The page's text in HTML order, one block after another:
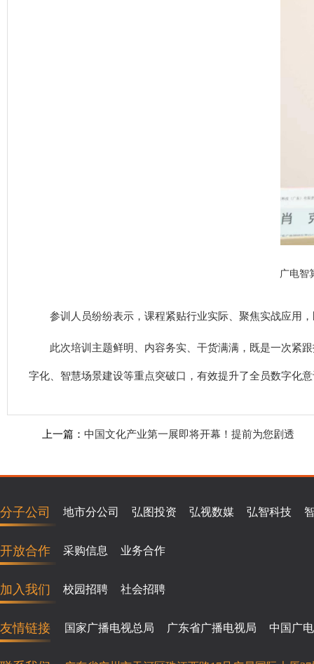
广电智
参训人员纷纷表示，课程紧贴行业实际、聚焦实战应用，
此次培训主题鲜明、内容务实、干货满满，既是一次紧跟
字化、智慧场景建设等重点突破口，有效提升了全员数字化
上一篇： 中国文化产业第一展即将开幕！提前为您剧透
分子公司 地市分公司 弘图投资 弘视数媒 弘智科技
开放合作 采购信息 业务合作
加入我们 校园招聘 社会招聘
友情链接 国家广播电视总局 广东省广播电视局 中国广电